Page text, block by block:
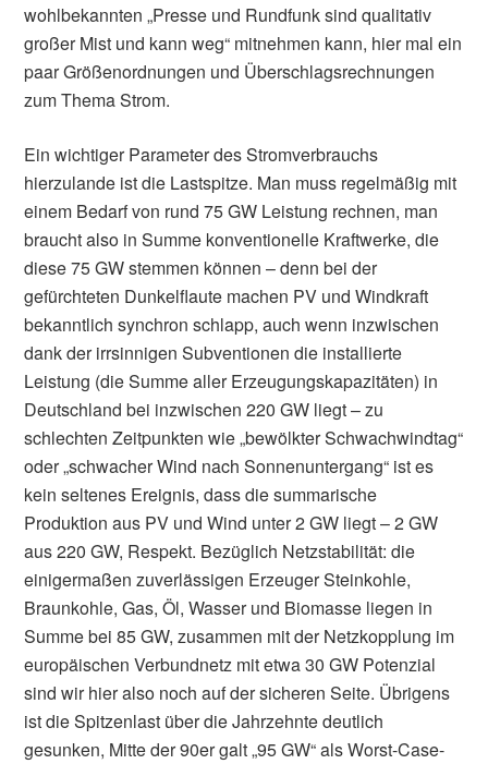
wohlbekannten „Presse und Rundfunk sind qualitativ
großer Mist und kann weg“ mitnehmen kann, hier mal ein
paar Größenordnungen und Überschlagsrechnungen
zum Thema Strom.
Ein wichtiger Parameter des Stromverbrauchs
hierzulande ist die Lastspitze. Man muss regelmäßig mit
einem Bedarf von rund 75 GW Leistung rechnen, man
braucht also in Summe konventionelle Kraftwerke, die
diese 75 GW stemmen können – denn bei der
gefürchteten Dunkelflaute machen PV und Windkraft
bekanntlich synchron schlapp, auch wenn inzwischen
dank der irrsinnigen Subventionen die installierte
Leistung (die Summe aller Erzeugungskapazitäten) in
Deutschland bei inzwischen 220 GW liegt – zu
schlechten Zeitpunkten wie „bewölkter Schwachwindtag“
oder „schwacher Wind nach Sonnenuntergang“ ist es
kein seltenes Ereignis, dass die summarische
Produktion aus PV und Wind unter 2 GW liegt – 2 GW
aus 220 GW, Respekt. Bezüglich Netzstabilität: die
einigermaßen zuverlässigen Erzeuger Steinkohle,
Braunkohle, Gas, Öl, Wasser und Biomasse liegen in
Summe bei 85 GW, zusammen mit der Netzkopplung im
europäischen Verbundnetz mit etwa 30 GW Potenzial
sind wir hier also noch auf der sicheren Seite. Übrigens
ist die Spitzenlast über die Jahrzehnte deutlich
gesunken, Mitte der 90er galt „95 GW“ als Worst-Case-